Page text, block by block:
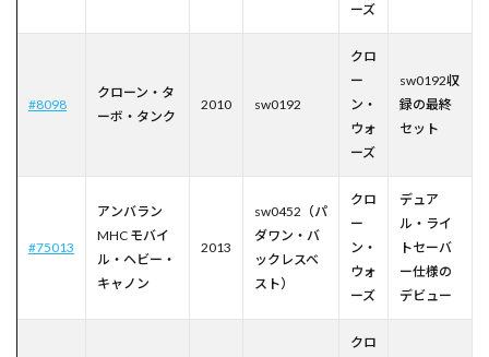
ーズ
#8098
クローン・タ
ーボ・タンク
2010 sw0192
クロ
ー
ン・
ウォ
ーズ
sw0192収
録の最終
セット
#75013
アンバラン
MHC モバイ
ル・ヘビー・
キャノン
2013
sw0452（パ
ダワン・バ
ックレスベ
スト）
クロ
ー
ン・
ウォ
ーズ
デュア
ル・ライ
トセーバ
ー仕様の
デビュー
クロ